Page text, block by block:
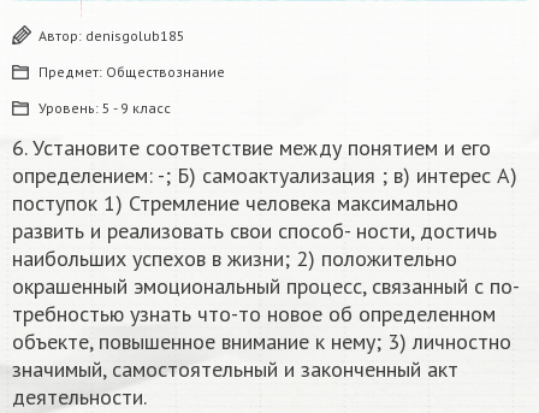
Автор: denisgolub185
Предмет: Обществознание
Уровень: 5 - 9 класс
6. Установите соответствие между понятием и его
определением: -; Б) самоактуализация ; в) интерес А)
поступок 1) Стремление человека максимально
развить и реализовать свои способ- ности, достичь
наибольших успехов в жизни; 2) положительно
окрашенный эмоциональный процесс, связанный с по-
требностью узнать что-то новое об определенном
объекте, повышенное внимание к нему; 3) личностно
значимый, самостоятельный и законченный акт
деятельности.​